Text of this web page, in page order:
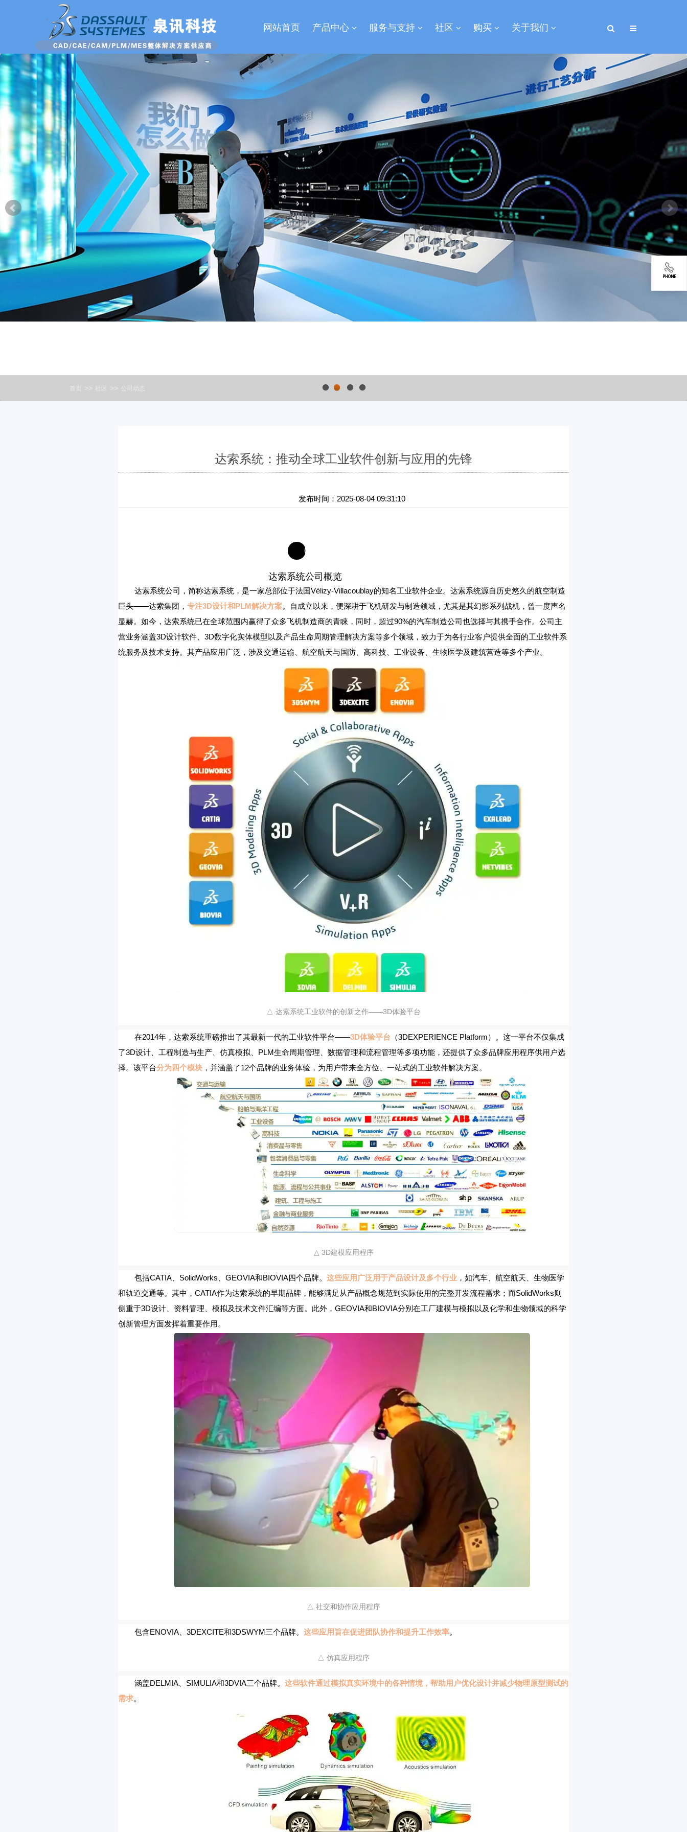
网站首页 产品中心 服务与支持 社区 购买 关于我们
首页 >> 社区 >> 公司动态
达索系统：推动全球工业软件创新与应用的先锋
发布时间：2025-08-04 09:31:10
01
达索系统公司概览
达索系统公司，简称达索系统，是一家总部位于法国Vélizy-Villacoublay的知名工业软件企业。达索系统源自历史悠久的航空制造
巨头——达索集团， 专注3D设计和PLM解决方案。自成立以来，便深耕于飞机研发与制造领域，尤其是其幻影系列战机，曾一度声名
显赫。如今，达索系统已在全球范围内赢得了众多飞机制造商的青睐，同时，超过90%的汽车制造公司也选择与其携手合作。公司主
营业务涵盖3D设计软件、3D数字化实体模型以及产品生命周期管理解决方案等多个领域，致力于为各行业客户提供全面的工业软件系
统服务及技术支持。其产品应用广泛，涉及交通运输、航空航天与国防、高科技、工业设备、生物医学及建筑营造等多个产业。
△ 达索系统工业软件的创新之作——3D体验平台
在2014年，达索系统重磅推出了其最新一代的工业软件平台——3D体验平台 （3DEXPERIENCE Platform）。这一平台不仅集成
了3D设计、工程制造与生产、仿真模拟、PLM生命周期管理、数据管理和流程管理等多项功能，还提供了众多品牌应用程序供用户选
择。该平台分为四个模块 ，并涵盖了12个品牌的业务体验，为用户带来全方位、一站式的工业软件解决方案。
△ 3D建模应用程序
包括CATIA、SolidWorks、GEOVIA和BIOVIA四个品牌。 这些应用广泛用于产品设计及多个行业 ，如汽车、航空航天、生物医学
和轨道交通等。其中，CATIA作为达索系统的早期品牌，能够满足从产品概念规范到实际使用的完整开发流程需求；而SolidWorks则
侧重于3D设计、资料管理、模拟及技术文件汇编等方面。此外，GEOVIA和BIOVIA分别在工厂建模与模拟以及化学和生物领域的科学
创新管理方面发挥着重要作用。
△ 社交和协作应用程序
包含ENOVIA、3DEXCITE和3DSWYM三个品牌。 这些应用旨在促进团队协作和提升工作效率。
△ 仿真应用程序
涵盖DELMIA、SIMULIA和3DVIA三个品牌。 这些软件通过模拟真实环境中的各种情境，帮助用户优化设计并减少物理原型测试的
需求。